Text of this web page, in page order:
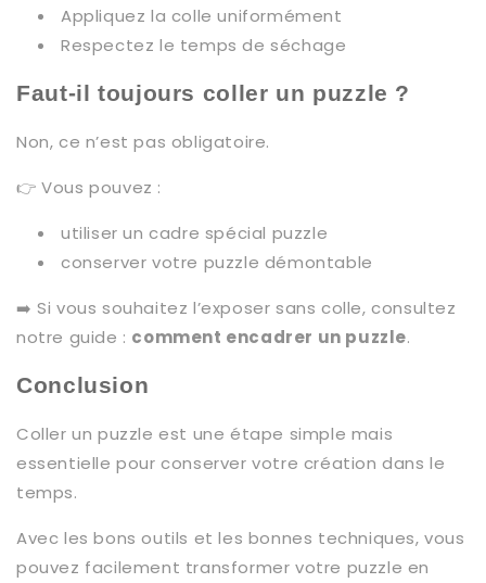
Appliquez la colle uniformément
Respectez le temps de séchage
Faut-il toujours coller un puzzle ?
Non, ce n’est pas obligatoire.
👉 Vous pouvez :
utiliser un cadre spécial puzzle
conserver votre puzzle démontable
➡️ Si vous souhaitez l’exposer sans colle, consultez
notre guide : comment encadrer un puzzle.
Conclusion
Coller un puzzle est une étape simple mais
essentielle pour conserver votre création dans le
temps.
Avec les bons outils et les bonnes techniques, vous
pouvez facilement transformer votre puzzle en